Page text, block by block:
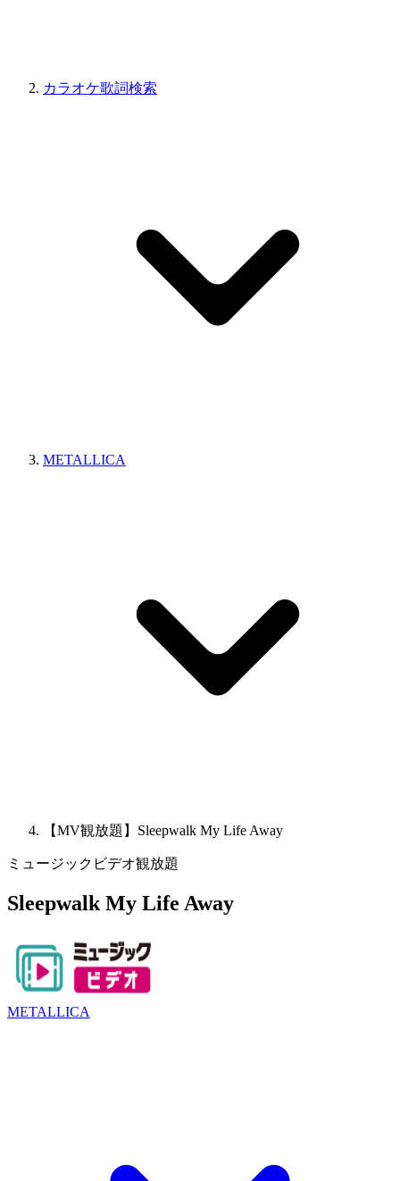
カラオケ歌詞検索
METALLICA
【MV観放題】Sleepwalk My Life Away
ミュージックビデオ観放題
Sleepwalk My Life Away
METALLICA